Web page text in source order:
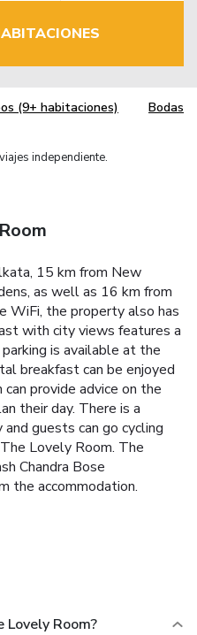
(9+ habitaciones) Bodas
independiente.
15 km from New
as well as 16 km from
WiFi, the property also has
with city views features a
is available at the
breakfast can be enjoyed
provide advice on the
their day. There is a
guests can go cycling
Lovely Room. The
Chandra Bose
the accommodation.
Lovely Room?